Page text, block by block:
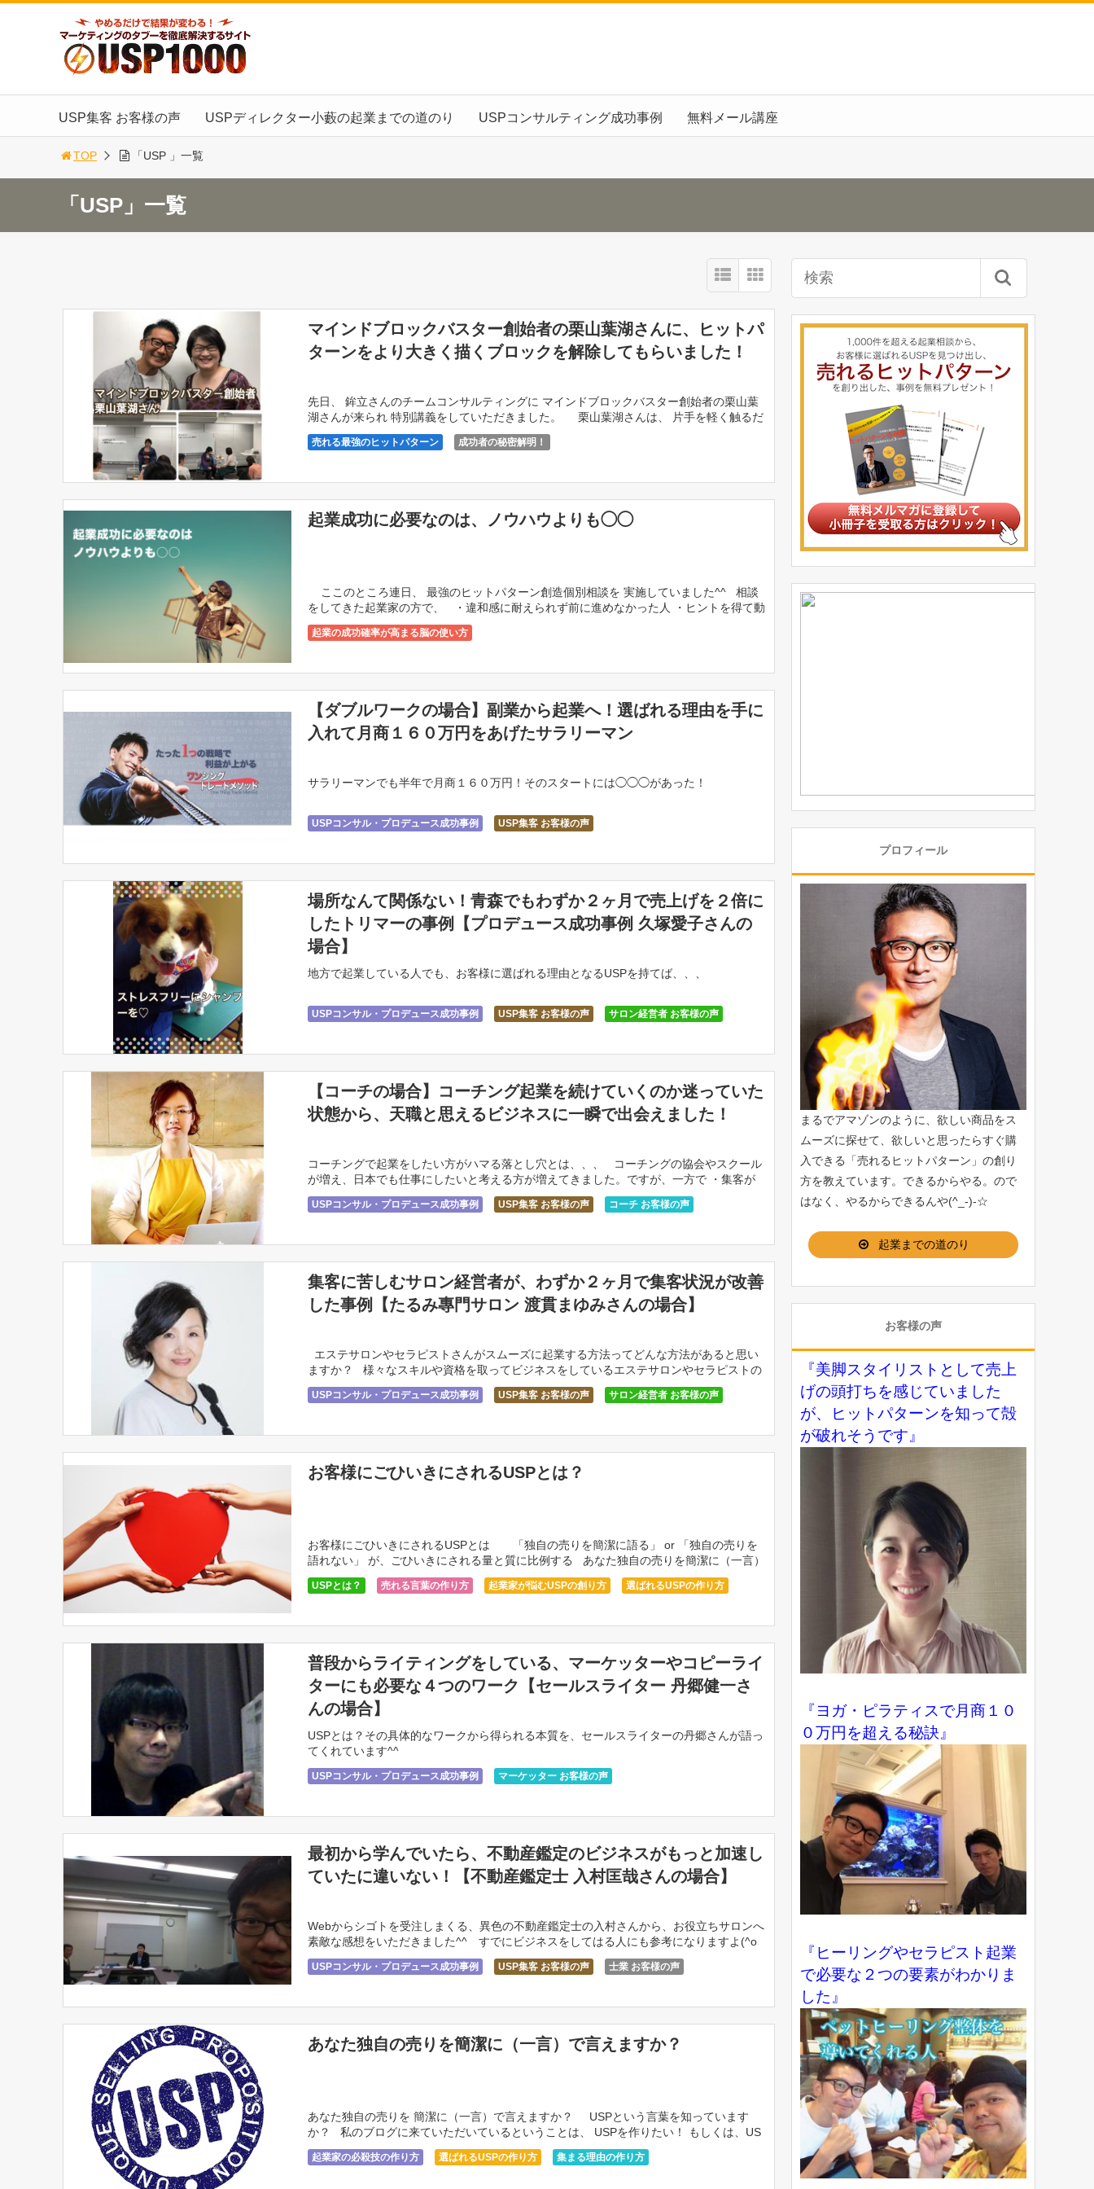
USP集客 お客様の声 USPディレクター小藪の起業までの道のり USPコンサルティング成功事例 無料メール講座
TOP 「USP 」一覧
「USP」一覧
マインドブロックバスター創始者の栗山葉湖さんに、ヒットパ
ターンをより大きく描くブロックを解除してもらいました！
先日、 鉾立さんのチームコンサルティングに マインドブロックバスター創始者の栗山葉
湖さんが来られ 特別講義をしていただきました。 栗山葉湖さんは、 片手を軽く触るだ
け 「３分で１個心のブロック […]
売れる最強のヒットパターン 成功者の秘密解明！
起業成功に必要なのは、ノウハウよりも◯◯
ここのところ連日、 最強のヒットパターン創造個別相談を 実施していました^^ 相談
をしてきた起業家の方で、 ・違和感に耐えられず前に進めなかった人 ・ヒントを得て動
[…]
起業の成功確率が高まる脳の使い方
【ダブルワークの場合】副業から起業へ！選ばれる理由を手に
入れて月商１６０万円をあげたサラリーマン
サラリーマンでも半年で月商１６０万円！そのスタートには◯◯◯があった！
USPコンサル・プロデュース成功事例
USP集客 お客様の声
場所なんて関係ない！青森でもわずか２ヶ月で売上げを２倍に
したトリマーの事例【プロデュース成功事例 久塚愛子さんの
場合】
地方で起業している人でも、お客様に選ばれる理由となるUSPを持てば、、、
USPコンサル・プロデュース成功事例 USP集客 お客様の声 サロン経営者 お客様の声
【コーチの場合】コーチング起業を続けていくのか迷っていた
状態から、天職と思えるビジネスに一瞬で出会えました！
コーチングで起業をしたい方がハマる落とし穴とは、、、 コーチングの協会やスクール
が増え、日本でも仕事にしたいと考える方が増えてきました。ですが、一方で ・集客が
できない ・ライバルが増えてきて焦りがある ・ […]
USPコンサル・プロデュース成功事例 USP集客 お客様の声 コーチ お客様の声
集客に苦しむサロン経営者が、わずか２ヶ月で集客状況が改善
した事例【たるみ專門サロン 渡貫まゆみさんの場合】
エステサロンやセラピストさんがスムーズに起業する方法ってどんな方法があると思い
ますか？ 様々なスキルや資格を取ってビジネスをしているエステサロンやセラピストの
方は、 ・集客に苦しんでいる ・ラ […]
USPコンサル・プロデュース成功事例 USP集客 お客様の声 サロン経営者 お客様の声
お客様にごひいきにされるUSPとは？
お客様にごひいきにされるUSPとは 「独自の売りを簡潔に語る」 or 「独自の売りを
語れない」 が、ごひいきにされる量と質に比例する あなた独自の売りを簡潔に（一言）
言えますか？ では […]
USPとは？ 売れる言葉の作り方 起業家が悩むUSPの創り方 選ばれるUSPの作り方
普段からライティングをしている、マーケッターやコピーライ
ターにも必要な４つのワーク【セールスライター 丹郷健一さ
んの場合】
USPとは？その具体的なワークから得られる本質を、セールスライターの丹郷さんが語っ
てくれています^^
USPコンサル・プロデュース成功事例 マーケッター お客様の声
最初から学んでいたら、不動産鑑定のビジネスがもっと加速し
ていたに違いない！【不動産鑑定士 入村匡哉さんの場合】
Webからシゴトを受注しまくる、異色の不動産鑑定士の入村さんから、お役立ちサロンへ
素敵な感想をいただきました^^ すでにビジネスをしてはる人にも参考になりますよ(^o
^)v
USPコンサル・プロデュース成功事例 USP集客 お客様の声 士業 お客様の声
あなた独自の売りを簡潔に（一言）で言えますか？
あなた独自の売りを 簡潔に（一言）で言えますか？ USPという言葉を知っています
か？ 私のブログに来ていただいているということは、 USPを作りたい！ もしくは、US
Pとは？ と […]
起業家の必殺技の作り方 選ばれるUSPの作り方 集まる理由の作り方
プロフィール
まるでアマゾンのように、欲しい商品をス
ムーズに探せて、欲しいと思ったらすぐ購
入できる「売れるヒットパターン 」の創り
方を教えています。できるからやる。ので
はなく、やるからできるんや(^_-)-☆
起業までの道のり
お客様の声
『美脚スタイリストとして売上
げの頭打ちを感じていました
が、ヒットパターンを知って殻
が破れそうです』
『ヨガ・ピラティスで月商１０
０万円を超える秘訣』
『ヒーリングやセラピスト起業
で必要な２つの要素がわかりま
した』